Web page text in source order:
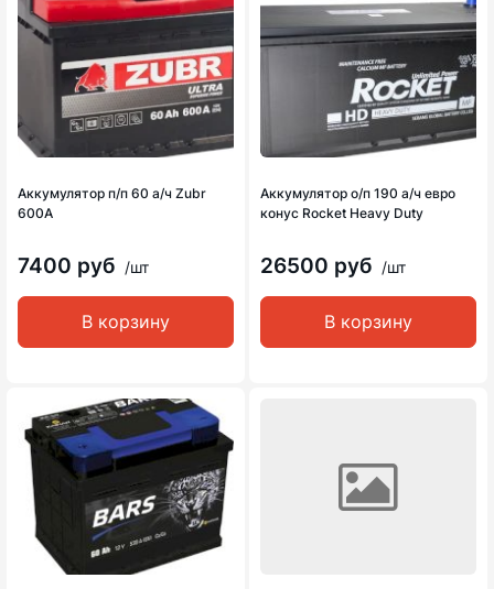
Аккумулятор п/п 60 а/ч Zubr
600A
7400 руб /шт
В корзину
Аккумулятор о/п 190 а/ч евро
конус Rocket Heavy Duty
26500 руб /шт
В корзину